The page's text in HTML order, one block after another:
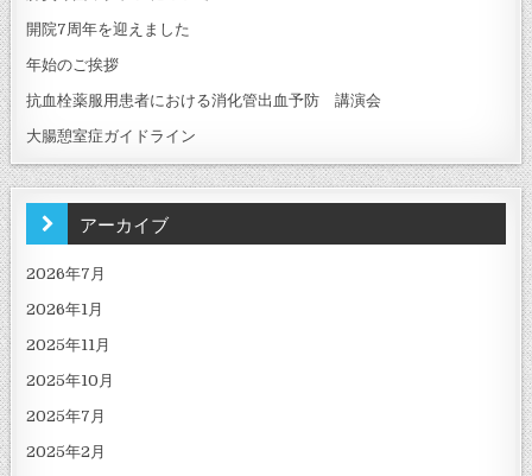
開院7周年を迎えました
年始のご挨拶
抗血栓薬服用患者における消化管出血予防 講演会
大腸憩室症ガイドライン
アーカイブ
2026年7月
2026年1月
2025年11月
2025年10月
2025年7月
2025年2月